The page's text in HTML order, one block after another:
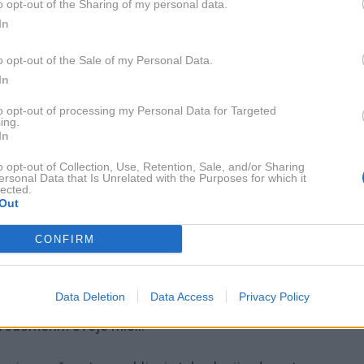
opt-out of the Sharing of my personal data.
opt-out of the Sale of my Personal Data.
opt-out of processing my Personal Data for Targeted
opt-out of Collection, Use, Retention, Sale, and/or Sharing
Data that Is Unrelated with the Purposes for which it
CONFIRM
Data Deletion Data Access Privacy Policy
samo zato, ker se je obrnil name.
(in ne zaradi krivde, ki temelji na soodvisnosti).
drugih ljudi. V redu je, če si ljudje v mojem življenju
takrat, ko so na to pripravljeni. Tega ne smem jemati
se ljudem ne odzovem. Ljudje, s katerimi sem v
odpiše na sporočilo ali mi ne vrne klica, se zavem, da
svoje misli.